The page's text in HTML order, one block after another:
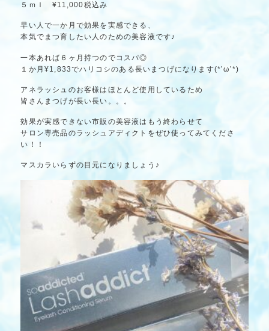
５ｍｌ ¥11,000税込み
早い人で一か月で効果を実感できる、
本気でまつ育したい人のための美容液です♪
一本あれば６ヶ月持つのでコスパ◎
１か月¥1,833でハリコシのある長いまつげになります(*’ω’*)
アネラッシュのお客様はほとんど使用しているため
皆さんまつげが長い長い。。。
効果が実感できない市販の美容液はもう終わらせて
サロン専売品のラッシュアディクトをぜひ使ってみてくださ
い！！
マスカラいらずの目元になりましょう♪